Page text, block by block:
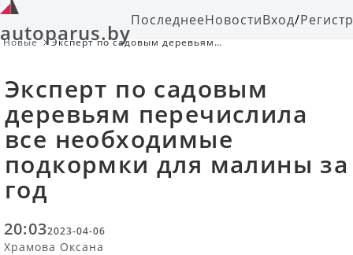
autoparus.byПоследнееНовостиВход/
Новые
Эксперт по садовым деревьям
Эксперт по садовым
деревьям перечислила
все необходимые
подкормки для малины за
год
20:032023-04-06
Храмова Оксана